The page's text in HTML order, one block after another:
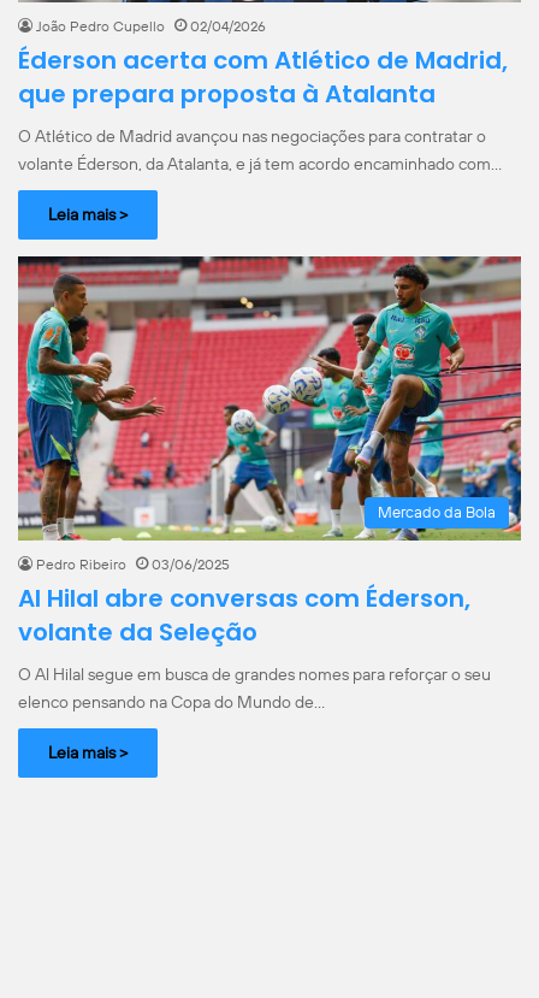
João Pedro Cupello 02/04/2026
Éderson acerta com Atlético de Madrid,
que prepara proposta à Atalanta
O Atlético de Madrid avançou nas negociações para contratar o
volante Éderson, da Atalanta, e já tem acordo encaminhado com…
Leia mais >
Mercado da Bola
Pedro Ribeiro 03/06/2025
Al Hilal abre conversas com Éderson,
volante da Seleção
O Al Hilal segue em busca de grandes nomes para reforçar o seu
elenco pensando na Copa do Mundo de…
Leia mais >